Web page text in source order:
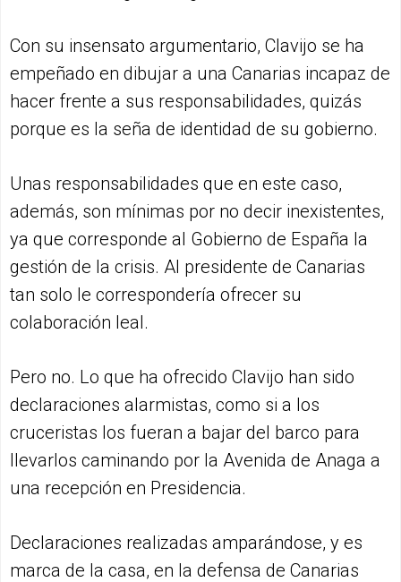
Con su insensato argumentario, Clavijo se ha
empeñado en dibujar a una Canarias incapaz de
hacer frente a sus responsabilidades, quizás
porque es la seña de identidad de su gobierno.
Unas responsabilidades que en este caso,
además, son mínimas por no decir inexistentes,
ya que corresponde al Gobierno de España la
gestión de la crisis. Al presidente de Canarias
tan solo le correspondería ofrecer su
colaboración leal.
Pero no. Lo que ha ofrecido Clavijo han sido
declaraciones alarmistas, como si a los
cruceristas los fueran a bajar del barco para
llevarlos caminando por la Avenida de Anaga a
una recepción en Presidencia.
Declaraciones realizadas amparándose, y es
marca de la casa, en la defensa de Canarias